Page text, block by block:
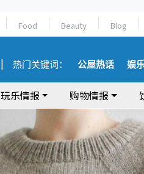
Food Beauty Blog
热门关键词： 公屋热话 娱
玩乐情报 购物情报